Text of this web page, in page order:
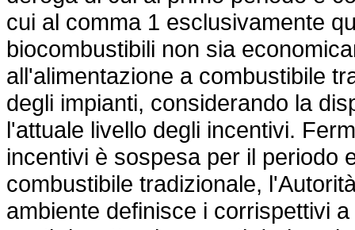
cui al comma 1 esclusivamente
biocombustibili non sia
all'alimentazione a combustibile
degli impianti, considerando la
l'attuale livello degli incentivi.
incentivi è sospesa per il periodo
combustibile tradizionale,
ambiente definisce i corrispettivi